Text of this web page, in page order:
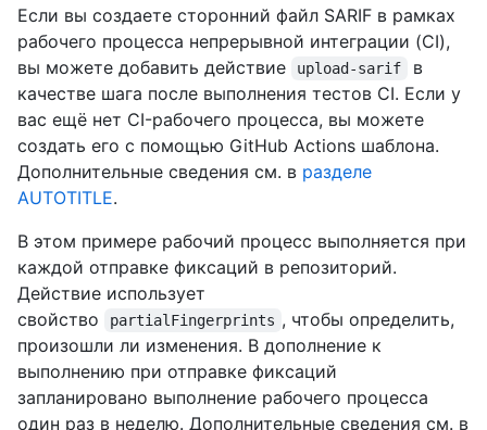
Если вы создаете сторонний файл SARIF в рамках
рабочего процесса непрерывной интеграции (CI),
вы можете добавить действие
upload-sarif
в
качестве шага после выполнения тестов CI. Если у
вас ещё нет CI-рабочего процесса, вы можете
создать его с помощью GitHub Actions шаблона.
Дополнительные сведения см. в разделе
AUTOTITLE.
В этом примере рабочий процесс выполняется при
каждой отправке фиксаций в репозиторий.
Действие использует
свойство
partialFingerprints , чтобы определить,
произошли ли изменения. В дополнение к
выполнению при отправке фиксаций
запланировано выполнение рабочего процесса
один раз в неделю. Дополнительные сведения см. в